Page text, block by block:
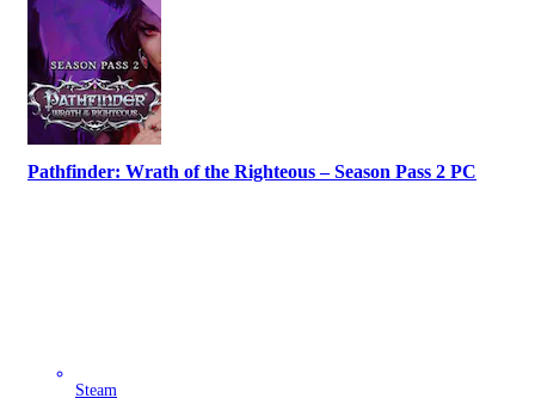
Pathfinder: Wrath of the Righteous – Season Pass 2 PC
Steam